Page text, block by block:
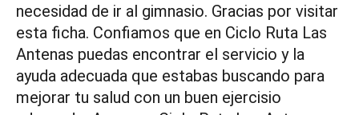
necesidad de ir al gimnasio. Gracias por visitar
esta ficha. Confiamos que en Ciclo Ruta Las
Antenas puedas encontrar el servicio y la
ayuda adecuada que estabas buscando para
mejorar tu salud con un buen ejercisio